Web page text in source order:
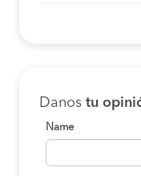
Danos tu
Name